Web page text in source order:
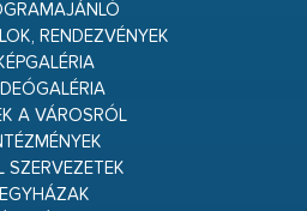
RENDEZVÉNYEK
A VÁROSRÓL
SZERVEZETEK
EGYHÁZAK